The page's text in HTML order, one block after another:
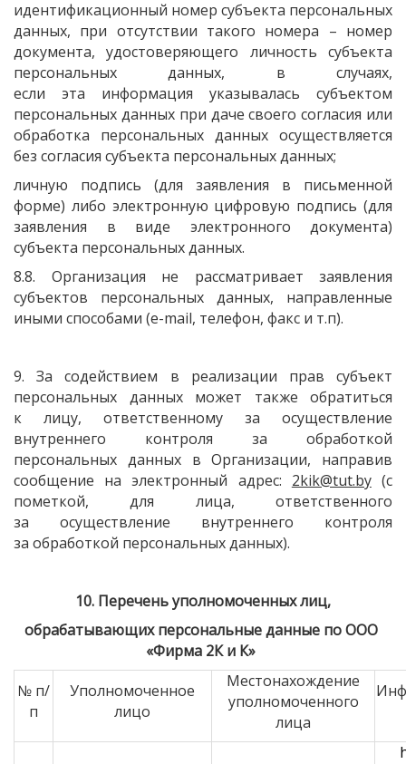
идентификационный номер субъекта персональных
данных, при отсутствии такого номера – номер
документа, удостоверяющего личность субъекта
персональных данных, в случаях,
если эта информация указывалась субъектом
персональных данных при даче своего согласия или
обработка персональных данных осуществляется
без согласия субъекта персональных данных;
личную подпись
(для заявления в письменной
форме) либо электронную цифровую подпись (для
заявления в виде электронного документа)
субъекта персональных данных.
8.8. Организация не рассматривает заявления
субъектов персональных данных, направленные
иными способами (e-mail, телефон, факс и т.п).
9. За содействием в реализации прав субъект
персональных данных может также обратиться
к лицу, ответственному за осуществление
внутреннего контроля за обработкой
персональных данных в Организации, направив
сообщение на электронный адрес: 2kik@tut.by (с
пометкой, для лица, ответственного
за осуществление внутреннего контроля
за обработкой персональных данных).
10. Перечень уполномоченных лиц,
обрабатывающих персональные данные по ООО
«Фирма 2К и К»
№ п/
п
Уполномоченное
лицо
Местонахождение
уполномоченного
лица